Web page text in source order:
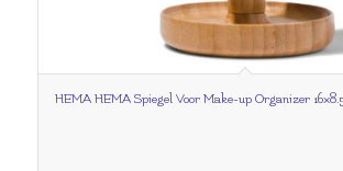
HEMA HEMA Spiegel Voor Make-up Organizer